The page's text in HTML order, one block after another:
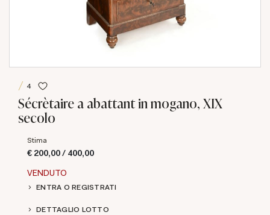
4
Sécrètaire a abattant in mogano, XIX
secolo
Stima
€ 200,00 / 400,00
VENDUTO
ENTRA O REGISTRATI
DETTAGLIO LOTTO